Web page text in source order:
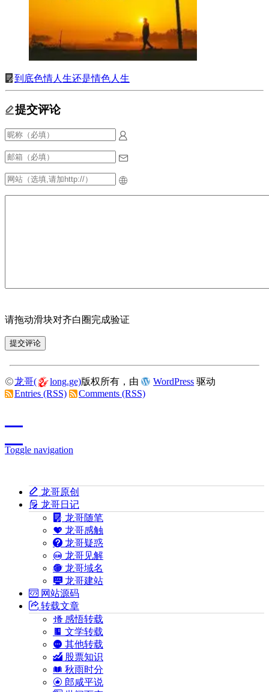
提交评论
请拖动滑块对齐白圈完成验证
到底色情人生还是情色人生
龙哥( long.ge)版权所有，由 WordPress 驱动
Entries (RSS)
Comments (RSS)
Toggle navigation
龙哥原创
龙哥日记
龙哥随笔
龙哥感触
龙哥疑惑
龙哥见解
龙哥域名
龙哥建站
网站源码
转载文章
感悟转载
文学转载
其他转载
股票知识
秋雨时分
郎咸平说